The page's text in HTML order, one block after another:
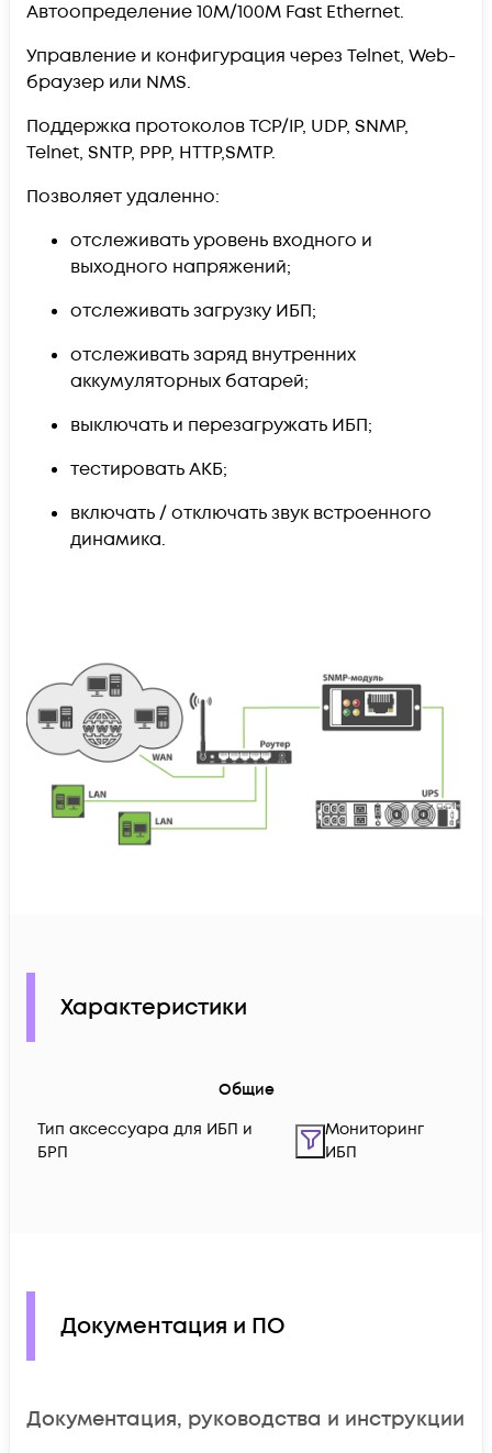
Автоопределение 10M/100M Fast Ethernet.
Управление и конфигурация через Telnet, Web-
браузер или NMS.
Поддержка протоколов TCP/IP, UDP, SNMP,
Telnet, SNTP, PPP, HTTP,SMTP.
Позволяет удаленно:
отслеживать уровень входного и
выходного напряжений;
отслеживать загрузку ИБП;
отслеживать заряд внутренних
аккумуляторных батарей;
выключать и перезагружать ИБП;
тестировать АКБ;
включать / отключать звук встроенного
динамика.
Характеристики
Общие
Тип аксессуара для ИБП и
БРП
Мониторинг
ИБП
Документация и ПО
Документация, руководства и инструкции